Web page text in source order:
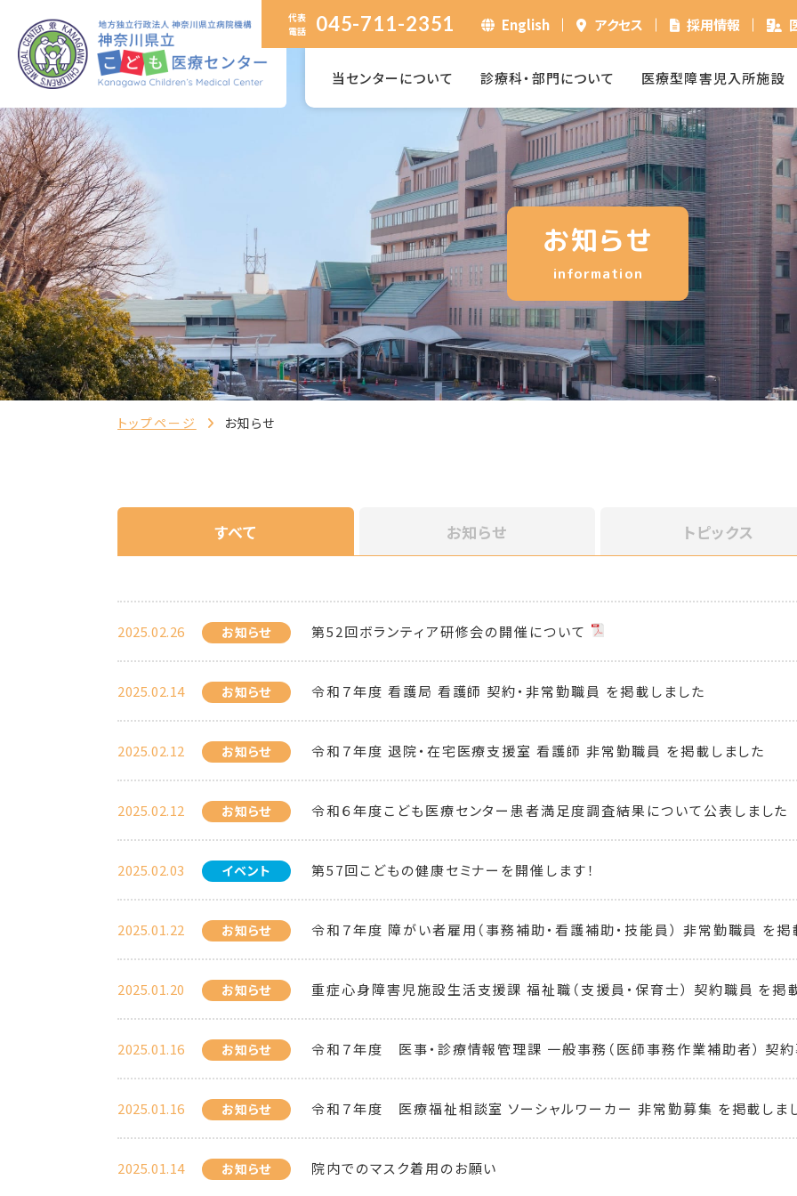
代表
電話
045-711-2351 English アクセス 採用情報
当センターについて 診療科・部門について 医療型障害児入所施設
お知らせ
information
トップページ お知らせ
すべて お知らせ トピックス
2025.02.26 お知らせ 第52回ボランティア研修会の開催について
2025.02.14 お知らせ 令和７年度 看護局 看護師 契約・非常勤職員 を掲載しました
2025.02.12 お知らせ 令和７年度 退院・在宅医療支援室 看護師 非常勤職員 を掲載しました
2025.02.12 お知らせ 令和６年度こども医療センター患者満足度調査結果について公表しました
2025.02.03 イベント 第57回こどもの健康セミナーを開催します！
2025.01.22 お知らせ 令和７年度 障がい者雇用（事務補助・看護補助・技能員） 非常勤職員 を掲
2025.01.20 お知らせ 重症心身障害児施設生活支援課 福祉職（支援員・保育士） 契約職員 を掲
2025.01.16 お知らせ 令和７年度 医事・診療情報管理課 一般事務（医師事務作業補助者） 契
2025.01.16 お知らせ 令和７年度 医療福祉相談室 ソーシャルワーカー 非常勤募集 を掲載しま
2025.01.14 お知らせ 院内でのマスク着用のお願い